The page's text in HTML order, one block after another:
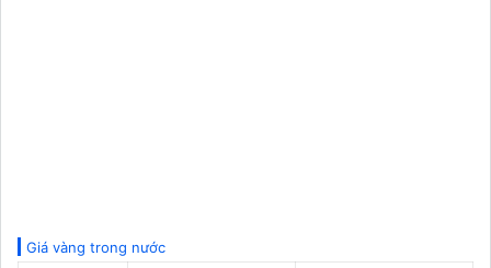
Giá vàng trong nước